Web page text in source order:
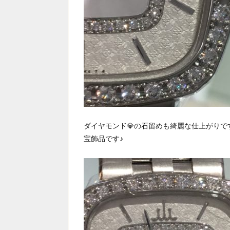
ダイヤモンド💎の石留めも綺麗な仕上がりで
宝飾品です♪